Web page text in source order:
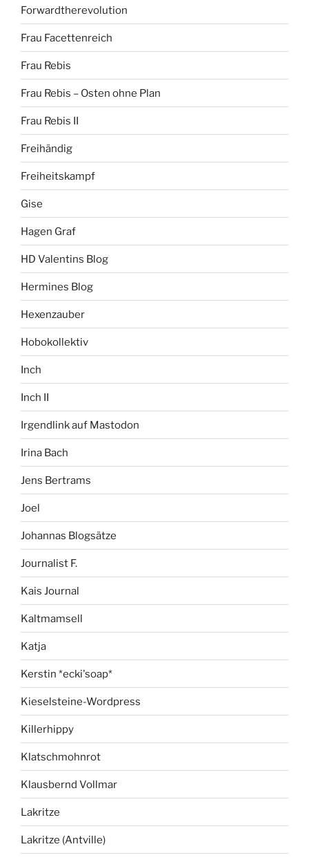
Forwardtherevolution
Frau Facettenreich
Frau Rebis
Frau Rebis – Osten ohne Plan
Frau Rebis II
Freihändig
Freiheitskampf
Gise
Hagen Graf
HD Valentins Blog
Hermines Blog
Hexenzauber
Hobokollektiv
Inch
Inch II
Irgendlink auf Mastodon
Irina Bach
Jens Bertrams
Joel
Johannas Blogsätze
Journalist F.
Kais Journal
Kaltmamsell
Katja
Kerstin *ecki'soap*
Kieselsteine-Wordpress
Killerhippy
Klatschmohnrot
Klausbernd Vollmar
Lakritze
Lakritze (Antville)